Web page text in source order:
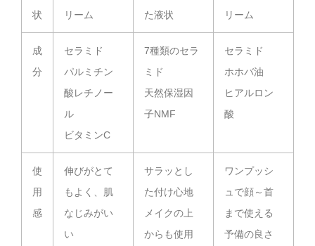
状
リーム
た液状
リーム
成
分
セラミド
パルミチン
酸レチノー
ル
ビタミンC
7種類のセラ
ミド
天然保湿因
子NMF
セラミド
ホホバ油
ヒアルロン
酸
使
用
感
伸びがとて
もよく、肌
なじみがい
い
サラッとし
た付け心地
メイクの上
からも使用
ワンプッシ
ュで顔～首
まで使える
予備の良さ